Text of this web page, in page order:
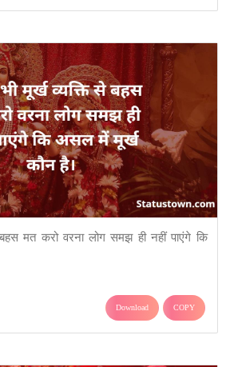
मत करो वरना लोग समझ ही नहीं पाएंगे कि
Download COPY